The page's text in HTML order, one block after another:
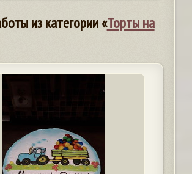
из категории «Торты на